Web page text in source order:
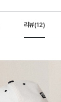
리뷰(12)